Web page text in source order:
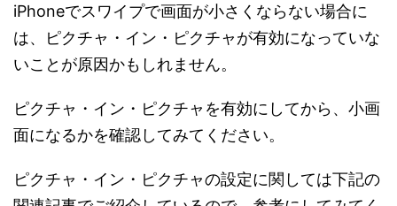
iPhoneでスワイプで画面が小さくならない場合に
は、ピクチャ・イン・ピクチャが有効になっていな
いことが原因かもしれません。
ピクチャ・イン・ピクチャを有効にしてから、小画
面になるかを確認してみてください。
ピクチャ・イン・ピクチャの設定に関しては下記の